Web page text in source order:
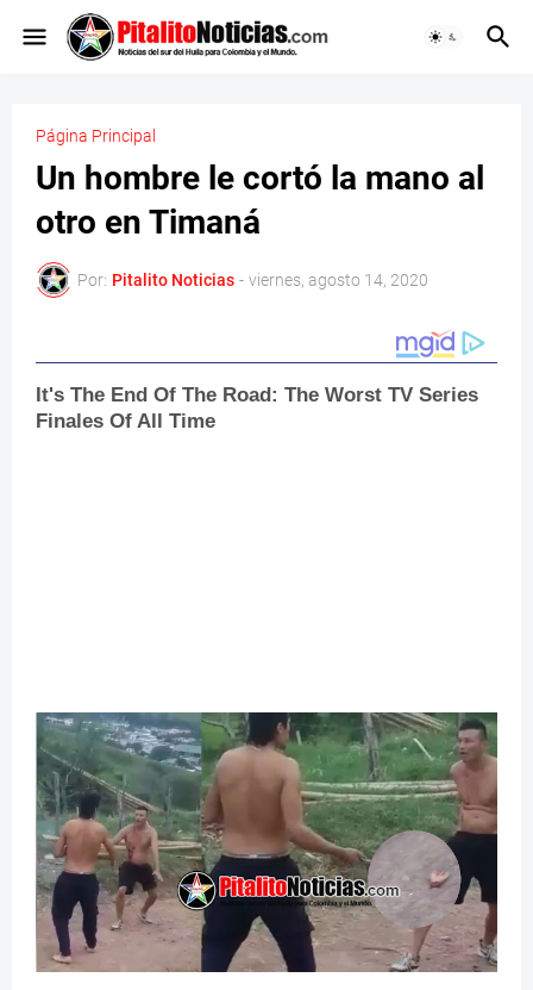
Página Principal
Un hombre le cortó la mano al
otro en Timaná
Por: Pitalito Noticias - viernes, agosto 14, 2020